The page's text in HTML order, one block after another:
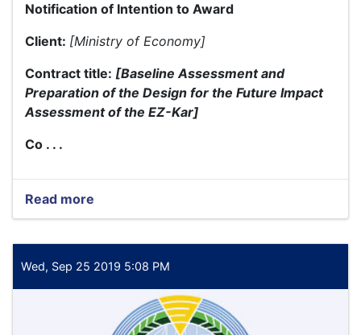
Notification of Intention to Award
Client: [Ministry of Economy]
Contract title: [Baseline Assessment and
Preparation of the Design for the Future Impact
Assessment of the EZ-Kar]
Co . . .
Read more
Baseline
and
Preparation
Design
Wed, Sep 25 2019 5:08 PM